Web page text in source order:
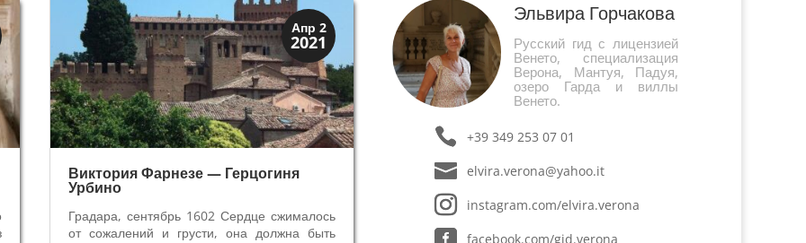
Апр 2
2021
Династии
Папская область
Виктория Фарнезе — Герцогиня
Урбино
Градара, сентябрь 1602 Сердце сжималось
от сожалений и грусти, она должна быть
Эльвира Горчакова
Русский гид с лицензией
Венето, специализация
Верона, Мантуя, Падуя,
озеро Гарда и виллы
Венето.
+39 349 253 07 01
elvira.verona@yahoo.it
instagram.com/elvira.verona
facebook.com/gid.verona